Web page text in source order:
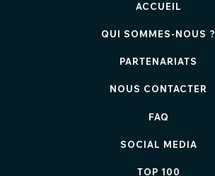
ACCUEIL
QUI SOMMES-NOUS ?
PARTENARIATS
NOUS CONTACTER
FAQ
SOCIAL MEDIA
TOP 100